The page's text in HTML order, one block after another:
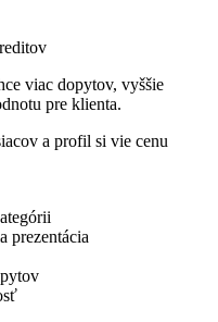
viac dopytov, vyššie
pre klienta.
a profil si vie cenu
prezentácia